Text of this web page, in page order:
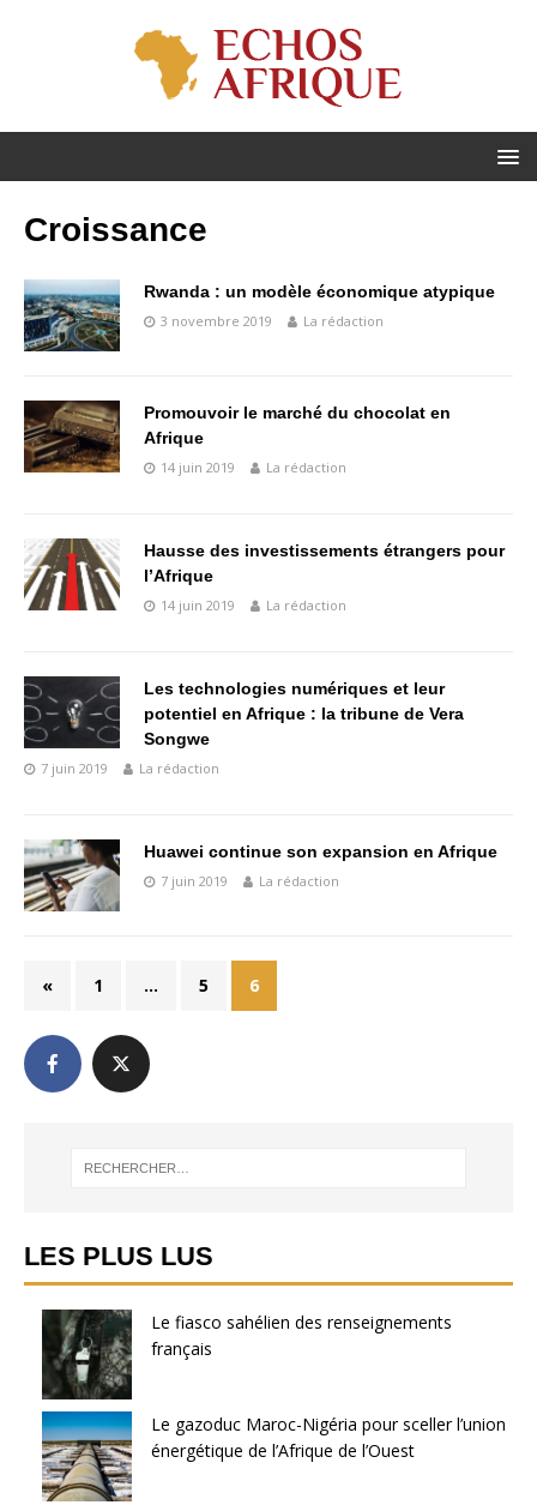
Croissance
Rwanda : un modèle économique atypique
3 novembre 2019 La rédaction
Promouvoir le marché du chocolat en
Afrique
14 juin 2019 La rédaction
Hausse des investissements étrangers pour
l’Afrique
14 juin 2019 La rédaction
Les technologies numériques et leur
potentiel en Afrique : la tribune de Vera
Songwe
7 juin 2019 La rédaction
Huawei continue son expansion en Afrique
7 juin 2019 La rédaction
« 1 … 5 6
LES PLUS LUS
Le fiasco sahélien des renseignements
français
Le gazoduc Maroc-Nigéria pour sceller l’union
énergétique de l’Afrique de l’Ouest